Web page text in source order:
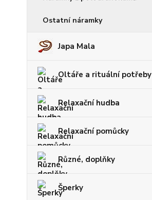
Ostatní náramky
Japa Mala
Oltáře a rituální potřeby
Relaxační hudba
Relaxační pomůcky
Různé, doplňky
Šperky